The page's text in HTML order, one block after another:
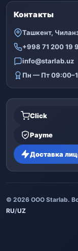
Контакты
Ташкент,
+998 71 200 19
info@starlab.uz
Пн — Пт
Click
Payme
Доставка
© 2026 ООО Starlab.
RU/UZ